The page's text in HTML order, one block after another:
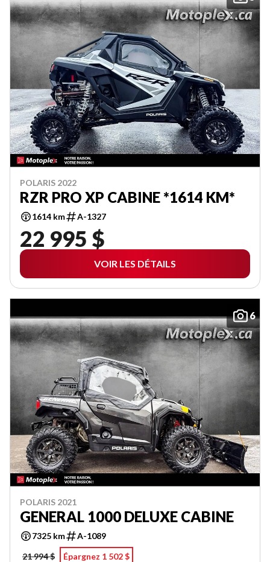
POLARIS 2022
RZR PRO XP CABINE *1614 KM*
1614 km A-1327
22 995 $
VOIR LES DÉTAILS
6
POLARIS 2021
GENERAL 1000 DELUXE CABINE
7325 km
A-1089
21 994 $
Épargnez 1 502 $